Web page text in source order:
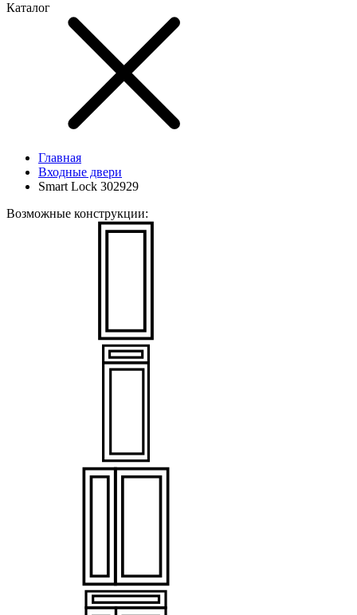
Каталог
Главная
Входные двери
Smart Lock 302929
Возможные конструкции: